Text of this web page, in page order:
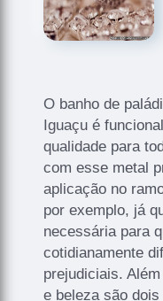
O banho de
Iguaçu é
qualidade para
com esse metal
aplicação no
por exemplo, já
necessária para
cotidianamente
prejudiciais.
e beleza são